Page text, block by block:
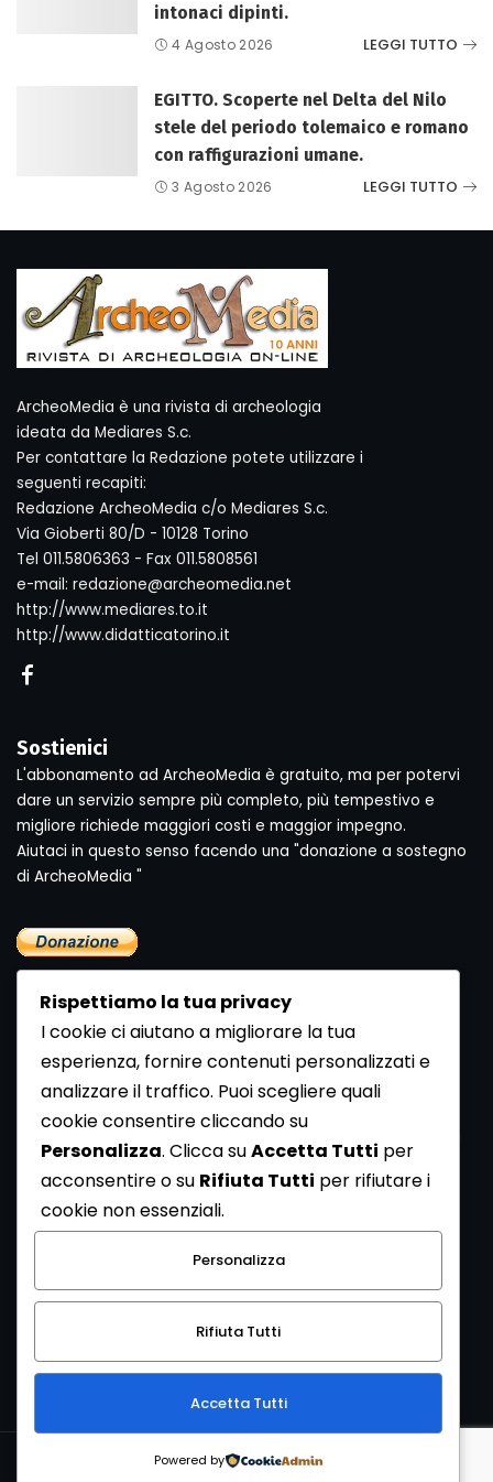
intonaci dipinti.
4 Agosto 2026 LEGGI TUTTO
EGITTO. Scoperte nel Delta del Nilo
stele del periodo tolemaico e romano
con raffigurazioni umane.
3 Agosto 2026 LEGGI TUTTO
ArcheoMedia è una rivista di archeologia
ideata da Mediares S.c.
Per contattare la Redazione potete utilizzare i
seguenti recapiti:
Redazione ArcheoMedia c/o Mediares S.c.
Via Gioberti 80/D - 10128 Torino
Tel 011.5806363 - Fax 011.5808561
e-mail: redazione@archeomedia.net
http://www.mediares.to.it
http://www.didatticatorino.it
Sostienici
L'abbonamento ad ArcheoMedia è gratuito, ma per potervi
dare un servizio sempre più completo, più tempestivo e
migliore richiede maggiori costi e maggior impegno.
Aiutaci in questo senso facendo una "donazione a sostegno
di ArcheoMedia "
Newsletter
Se vuoi ricevere la Rivista gratuita di archeologia realizzata
dalla Redazione di ArcheoMedia iscriviti alla nostra
Newsletter [Clicca Qui]
Con l'invio del messaggio l'utente dichiara di aver letto
l’informativa sulla privacy e di acconsentire al trattamento
dei propri dati personali.
Copyright © 1999-2026Mediares S.c.PI 07341730013 - [
Rispettiamo la tua privacy
I cookie ci aiutano a migliorare la tua
esperienza, fornire contenuti personalizzati e
analizzare il traffico. Puoi scegliere quali
cookie consentire cliccando su
Personalizza. Clicca suAccetta Tutti per
acconsentire o su Rifiuta Tutti per rifiutare i
cookie non essenziali.
Personalizza
Rifiuta Tutti
Accetta Tutti
Powered by